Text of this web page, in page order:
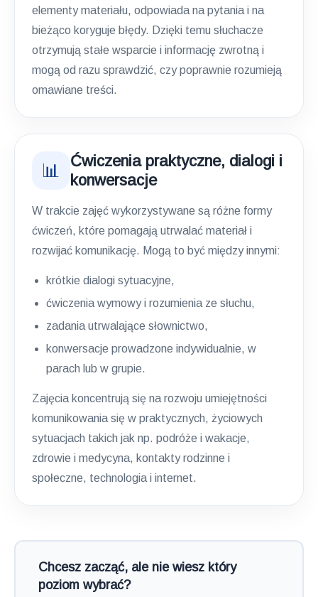
elementy materiału, odpowiada na pytania i na
bieżąco koryguje błędy. Dzięki temu słuchacze
otrzymują stałe wsparcie i informację zwrotną i
mogą od razu sprawdzić, czy poprawnie rozumieją
omawiane treści.
📊
Ćwiczenia praktyczne, dialogi i
konwersacje
W trakcie zajęć wykorzystywane są różne formy
ćwiczeń, które pomagają utrwalać materiał i
rozwijać komunikację. Mogą to być między innymi:
krótkie dialogi sytuacyjne,
ćwiczenia wymowy i rozumienia ze słuchu,
zadania utrwalające słownictwo,
konwersacje prowadzone indywidualnie, w
parach lub w grupie.
Zajęcia koncentrują się na rozwoju umiejętności
komunikowania się w praktycznych, życiowych
sytuacjach takich jak np. podróże i wakacje,
zdrowie i medycyna, kontakty rodzinne i
społeczne, technologia i internet.
Chcesz zacząć, ale nie wiesz który
poziom wybrać?